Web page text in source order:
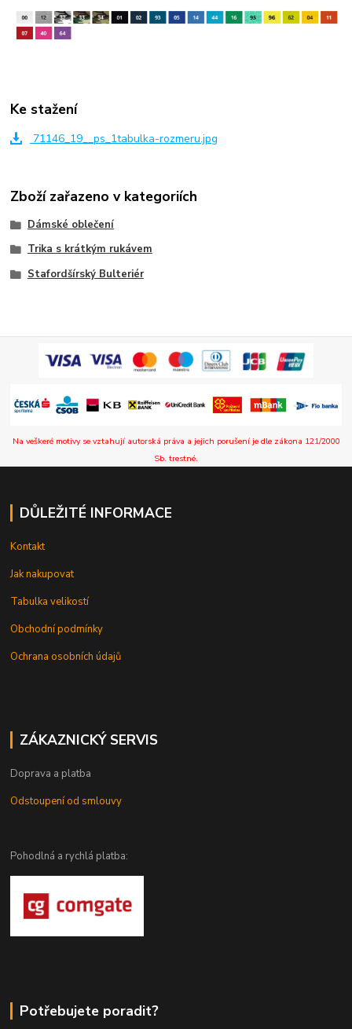
Ke stažení
71146_19__ps_1tabulka-rozmeru.jpg
Zboží zařazeno v kategoriích
Dámské oblečení
Trika s krátkým rukávem
Stafordšírský Bulteriér
Na veškeré motivy se vztahují autorská práva a jejich porušení je dle zákona 121/2000
Sb. trestné.
DŮLEŽITÉ INFORMACE
Kontakt
Jak nakupovat
Tabulka velikostí
Obchodní podmínky
Ochrana osobních údajů
ZÁKAZNICKÝ SERVIS
Doprava a platba
Odstoupení od smlouvy
Pohodlná a rychlá platba:
Potřebujete poradit?